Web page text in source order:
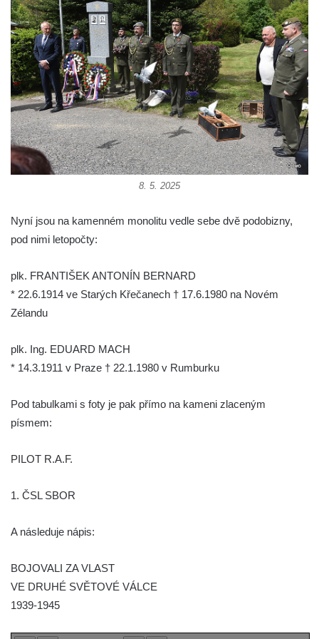
Budějovicích
Socha svatého Vincence Ferrerského na
nádvoří kláštera dominikánů v Českých
Budějovicích
Socha svatého Zachariáše na nádvoří
kláštera dominikánů v Českých
Budějovicích
Socha svatého Josefa na nádvoří kláštera
dominikánů v Českých Budějovicích
Socha svaté Anny na nádvoří kláštera
Socha svatého Dominika na nádvoří
kláštera dominikánů v Českých
dominikánů u Piaristického náměstí v
Socha svatého Václava u pramene v
Semilech
na radnici v Českých Budějovicích
Pamětní deska na biskupské rezidenci v
Pamětní deska Josefa Hloucha na
Pamětní kámen družebních obcí Kamenný
Újezd a Krauchthal v parku na Náměstí v
Kamenném Újezdě
8. 5. 2025
Nyní jsou na kamenném monolitu vedle sebe dvě podobizny,
pod nimi letopočty:
plk. FRANTIŠEK ANTONÍN BERNARD
* 22.6.1914 ve Starých Křečanech † 17.6.1980 na Novém
Zélandu
plk. Ing. EDUARD MACH
* 14.3.1911 v Praze † 22.1.1980 v Rumburku
Pod tabulkami s foty je pak přímo na kameni zlaceným
písmem:
PILOT R.A.F.
1. ČSL SBOR
A následuje nápis:
BOJOVALI ZA VLAST
VE DRUHÉ SVĚTOVÉ VÁLCE
1939-1945